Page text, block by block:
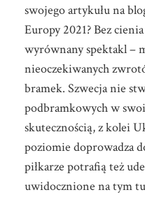
swojego artykułu na
Europy 2021? Bez
wyrównany spektakl –
nieoczekiwanych
bramek. Szwecja nie
podbramkowych w
skutecznością, z kolei
poziomie doprowadza
piłkarze potrafią też
uwidocznione na tym